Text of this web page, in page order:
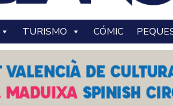
TURISMO CÓMIC